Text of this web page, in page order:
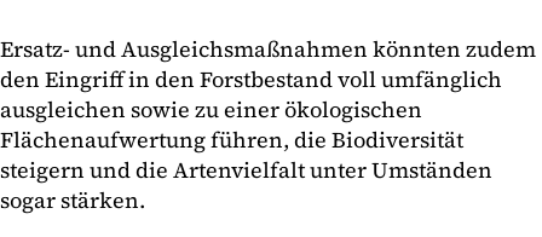
Ersatz- und Ausgleichsmaßnahmen könnten zudem
den Eingriff in den Forstbestand voll umfänglich
ausgleichen sowie zu einer ökologischen
Flächenaufwertung führen, die Biodiversität
steigern und die Artenvielfalt unter Umständen
sogar stärken.